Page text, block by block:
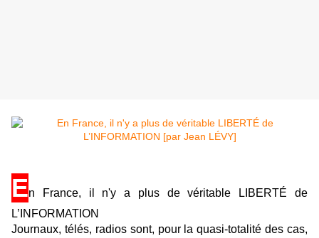
En France, il n'y a plus de véritable LIBERTÉ de
L’INFORMATION
Journaux, télés, radios sont, pour la quasi-totalité des cas,